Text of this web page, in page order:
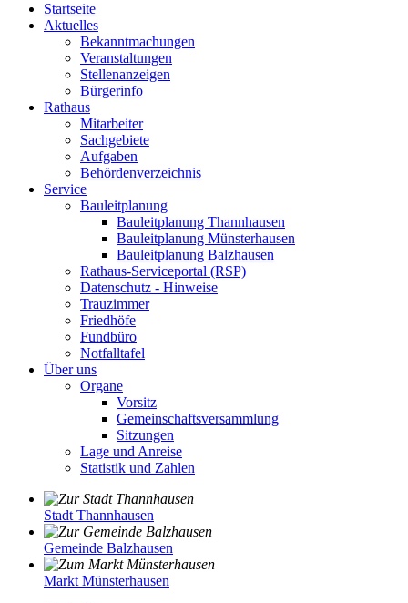
Startseite
Aktuelles
Bekanntmachungen
Veranstaltungen
Stellenanzeigen
Bürgerinfo
Rathaus
Mitarbeiter
Sachgebiete
Aufgaben
Behördenverzeichnis
Service
Bauleitplanung
Bauleitplanung Thannhausen
Bauleitplanung Münsterhausen
Bauleitplanung Balzhausen
Rathaus-Serviceportal (RSP)
Datenschutz - Hinweise
Trauzimmer
Friedhöfe
Fundbüro
Notfalltafel
Über uns
Organe
Vorsitz
Gemeinschaftsversammlung
Sitzungen
Lage und Anreise
Statistik und Zahlen
Stadt Thannhausen
Gemeinde Balzhausen
Markt Münsterhausen